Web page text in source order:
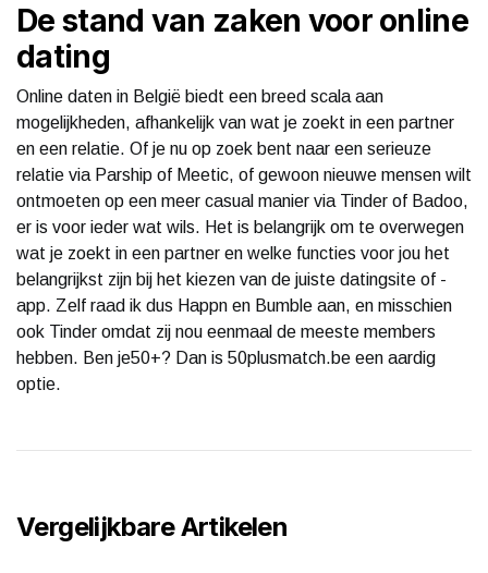
De stand van zaken voor online
dating
Online daten in België biedt een breed scala aan
mogelijkheden, afhankelijk van wat je zoekt in een partner
en een relatie. Of je nu op zoek bent naar een serieuze
relatie via Parship of Meetic, of gewoon nieuwe mensen wilt
ontmoeten op een meer casual manier via Tinder of Badoo,
er is voor ieder wat wils. Het is belangrijk om te overwegen
wat je zoekt in een partner en welke functies voor jou het
belangrijkst zijn bij het kiezen van de juiste datingsite of -
app. Zelf raad ik dus Happn en Bumble aan, en misschien
ook Tinder omdat zij nou eenmaal de meeste members
hebben. Ben je50+? Dan is 50plusmatch.be een aardig
optie.
Vergelijkbare Artikelen